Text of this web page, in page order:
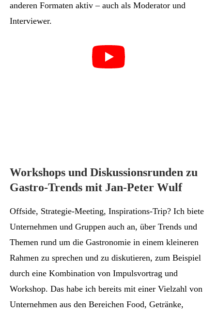
anderen Formaten aktiv – auch als Moderator und
Interviewer.
Workshops und Diskussionsrunden zu
Gastro-Trends mit Jan-Peter Wulf
Offside, Strategie-Meeting, Inspirations-Trip? Ich biete
Unternehmen und Gruppen auch an, über Trends und
Themen rund um die Gastronomie in einem kleineren
Rahmen zu sprechen und zu diskutieren, zum Beispiel
durch eine Kombination von Impulsvortrag und
Workshop. Das habe ich bereits mit einer Vielzahl von
Unternehmen aus den Bereichen Food, Getränke,